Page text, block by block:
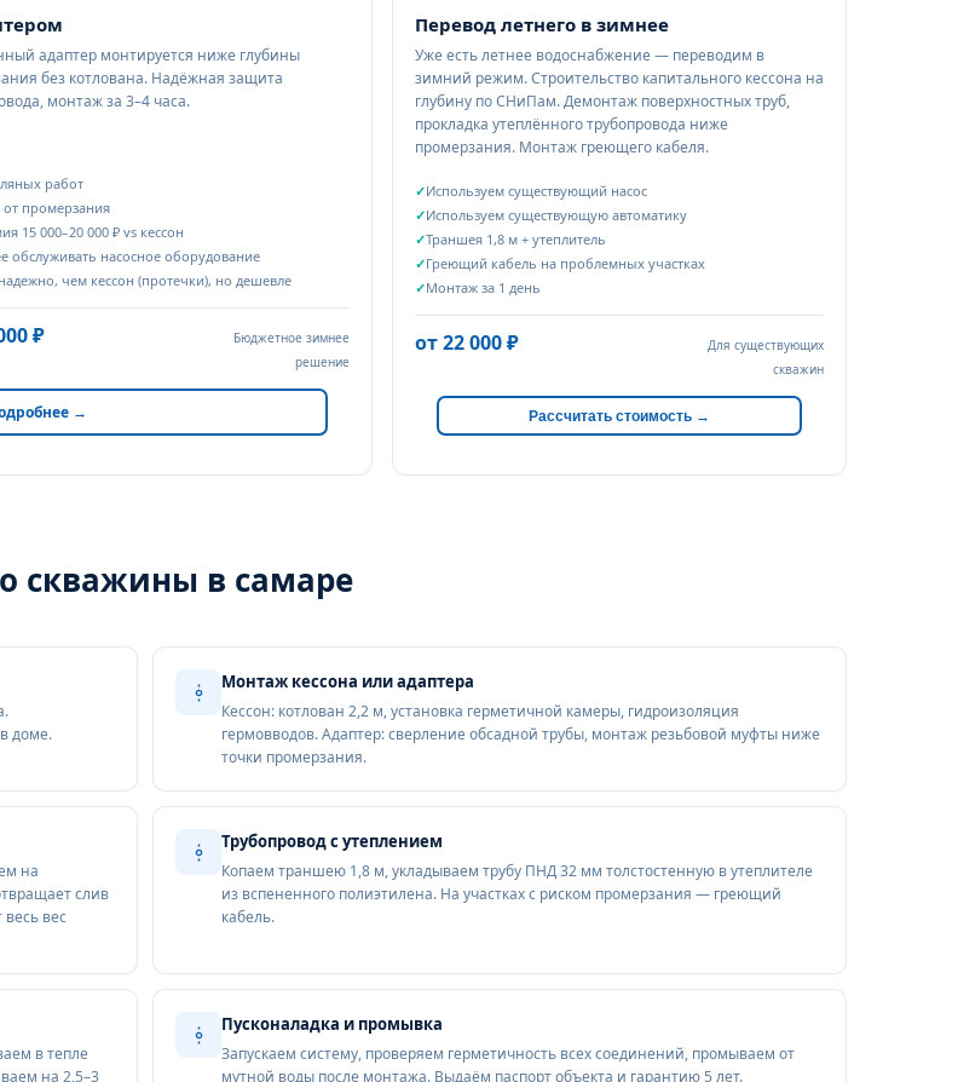
адаптер монтируется ниже глубины
без котлована. Надёжная защита
монтаж за 3–4 часа.
работ
промерзания
15 000–20 000 ₽ vs кессон
обслуживать насосное оборудование
чем кессон (протечки), но дешевле
₽
Бюджетное зимнее
решение
→
Перевод летнего в зимнее
Уже есть летнее водоснабжение — переводим в
зимний режим. Строительство капитального кессона на
глубину по СНиПам. Демонтаж поверхностных труб,
прокладка утеплённого трубопровода ниже
промерзания. Монтаж греющего кабеля.
Используем существующий насос
Используем существующую автоматику
Траншея 1,8 м + утеплитель
Греющий кабель на проблемных участках
Монтаж за 1 день
от 22 000 ₽
Для существующих
скважин
Рассчитать стоимость →
скважины в самаре
доме.
Монтаж кессона или адаптера
Кессон: котлован 2,2 м, установка герметичной камеры, гидроизоляция
гермовводов. Адаптер: сверление обсадной трубы, монтаж резьбовой муфты ниже
точки промерзания.
на
слив
вес
Трубопровод с утеплением
Копаем траншею 1,8 м, укладываем трубу ПНД 32 мм толстостенную в утеплителе
из вспененного полиэтилена. На участках с риском промерзания — греющий
кабель.
в тепле
на 2,5–3
Пусконаладка и промывка
Запускаем систему, проверяем герметичность всех соединений, промываем от
мутной воды после монтажа. Выдаём паспорт объекта и гарантию 5 лет.